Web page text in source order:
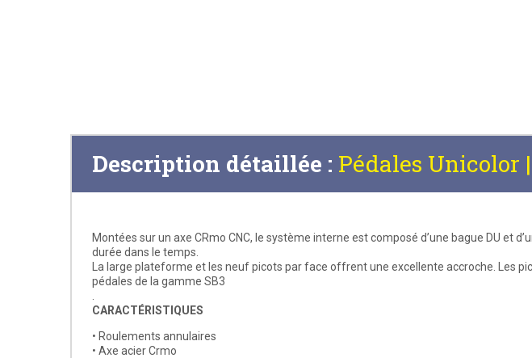
Description détaillée : Pédales Unicolor
Montées sur un axe CRmo CNC, le système interne est composé d’une bague DU
durée dans le temps.
La large plateforme et les neuf picots par face offrent une excellente accroche. Les
pédales de la gamme SB3
CARACTÉRISTIQUES
• Roulements annulaires
• Axe acier Crmo